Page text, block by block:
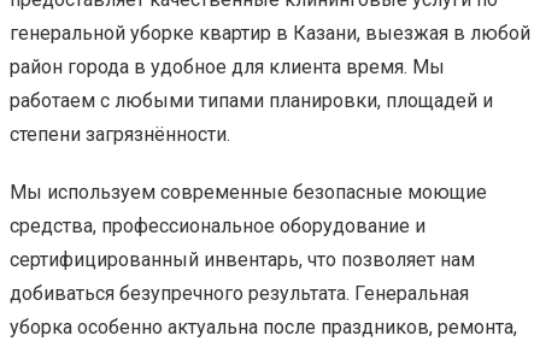
генеральной уборке квартир в Казани, выезжая в любой
район города в удобное для клиента время. Мы
работаем с любыми типами планировки, площадей и
степени загрязнённости.
Мы используем современные безопасные моющие
средства, профессиональное оборудование и
сертифицированный инвентарь, что позволяет нам
добиваться безупречного результата. Генеральная
уборка особенно актуальна после праздников, ремонта,